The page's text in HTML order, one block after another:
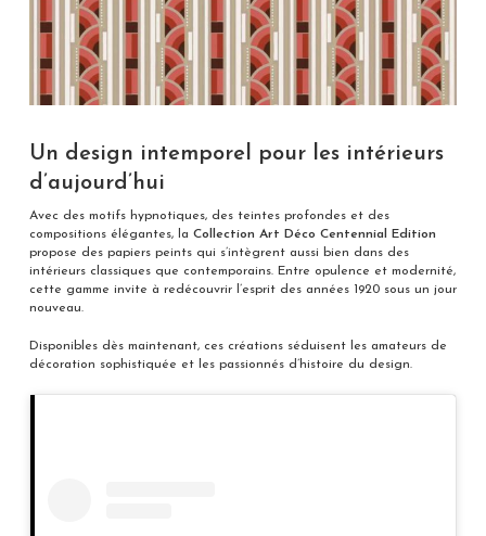
Un design intemporel pour les intérieurs
d’aujourd’hui
Avec des motifs hypnotiques, des teintes profondes et des
compositions élégantes, la Collection Art Déco Centennial Edition
propose des papiers peints qui s’intègrent aussi bien dans des
intérieurs classiques que contemporains. Entre opulence et modernité,
cette gamme invite à redécouvrir l’esprit des années 1920 sous un jour
nouveau.
Disponibles dès maintenant, ces créations séduisent les amateurs de
décoration sophistiquée et les passionnés d’histoire du design.